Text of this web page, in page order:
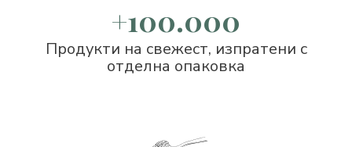
+100.000
Продукти на свежест, изпратени с
отделна опаковка